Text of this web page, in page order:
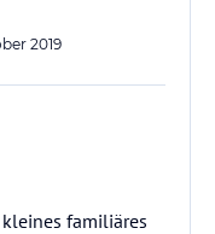
2019
familiäres